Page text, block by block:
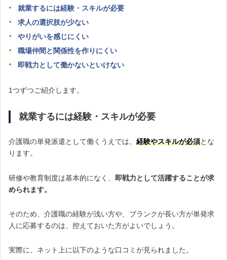
就業するには経験・スキルが必要
求人の選択肢が少ない
やりがいを感じにくい
職場仲間と関係性を作りにくい
即戦力として働かないといけない
1つずつご紹介します。
就業するには経験・スキルが必要
介護職の単発派遣として働くうえでは、 経験やスキルが必須とな
ります。
研修や教育制度は基本的になく、
即戦力として活躍することが求
められます。
そのため、介護職の経験が浅い方や、ブランクが長い方が単発求
人に応募するのは、控えておいた方がよいでしょう。
実際に、ネット上に以下のような口コミが見られました。